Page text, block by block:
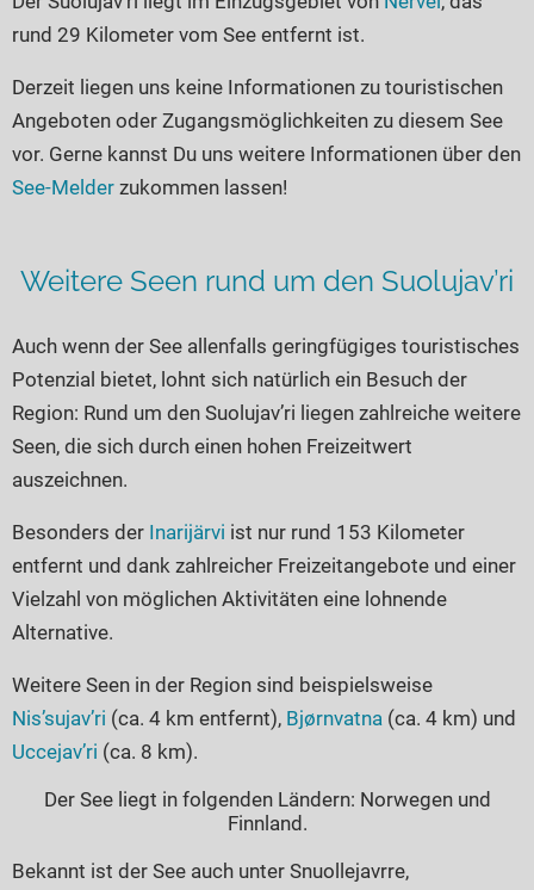
Glamping
Seen in Europa
Österreich
Schweiz
Frankreich
Niederlande
alle Länder…
rund 29 Kilometer vom See entfernt ist.
Derzeit liegen uns keine Informationen zu touristischen
Angeboten oder Zugangsmöglichkeiten zu diesem See
vor. Gerne kannst Du uns weitere Informationen über den
See-Melder zukommen lassen!
Weitere Seen rund um den Suolujav’ri
Auch wenn der See allenfalls geringfügiges touristisches
Potenzial bietet, lohnt sich natürlich ein Besuch der
Region: Rund um den Suolujav’ri liegen zahlreiche weitere
Seen, die sich durch einen hohen Freizeitwert
auszeichnen.
Besonders der Inarijärvi ist nur rund 153 Kilometer
entfernt und dank zahlreicher Freizeitangebote und einer
Vielzahl von möglichen Aktivitäten eine lohnende
Alternative.
Weitere Seen in der Region sind beispielsweise
Nis’sujav’ri (ca. 4 km entfernt), Bjørnvatna (ca. 4 km) und
Uccejav’ri (ca. 8 km).
Der See liegt in folgenden Ländern: Norwegen und
Finnland.
Bekannt ist der See auch unter Snuollejavrre,